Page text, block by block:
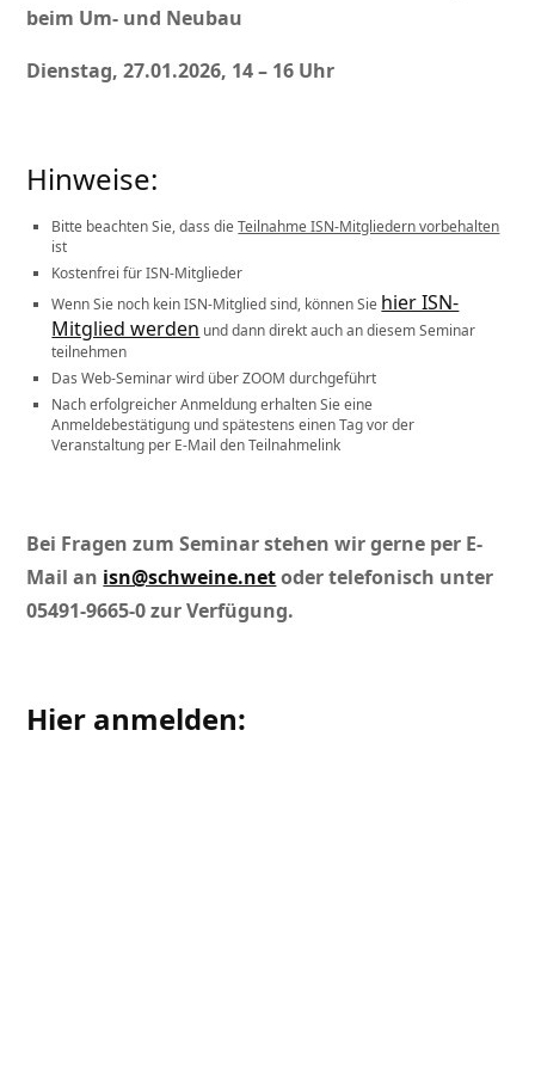
beim Um- und Neubau
Dienstag, 27.01.2026, 14 – 16 Uhr
Hinweise:
Bitte beachten Sie, dass dieTeilnahme ISN-Mitgliedern vorbehalten
ist
Kostenfrei für ISN-Mitglieder
Wenn Sie noch kein ISN-Mitglied sind, können Sie hier ISN-
Mitglied werden und dann direkt auch an diesem Seminar
teilnehmen
Das Web-Seminar wird über ZOOM durchgeführt
Nach erfolgreicher Anmeldung erhalten Sie eine
Anmeldebestätigung und spätestens einen Tag vor der
Veranstaltung per E-Mail den Teilnahmelink
Bei Fragen zum Seminar stehen wir gerne per E-
Mail an isn@schweine.netoder telefonisch unter
05491-9665-0 zur Verfügung.
Hier anmelden: